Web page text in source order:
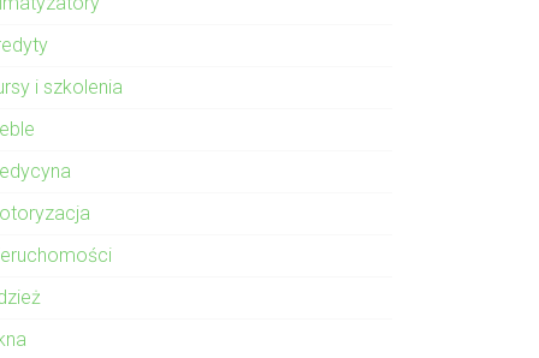
i szkolenia